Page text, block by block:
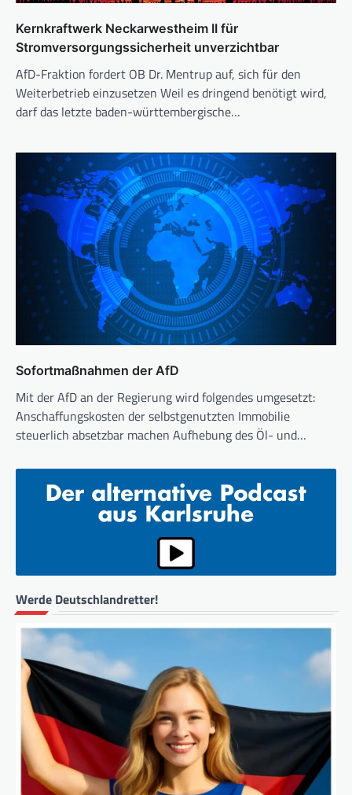
Kernkraftwerk Neckarwestheim II für
Stromversorgungssicherheit unverzichtbar
AfD-Fraktion fordert OB Dr. Mentrup auf, sich für den
Weiterbetrieb einzusetzen Weil es dringend benötigt wird,
darf das letzte baden-württembergische…
Sofortmaßnahmen der AfD
Mit der AfD an der Regierung wird folgendes umgesetzt:
Anschaffungskosten der selbstgenutzten Immobilie
steuerlich absetzbar machen Aufhebung des Öl- und…
Werde Deutschlandretter!